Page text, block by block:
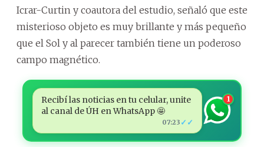
Icrar-Curtin y coautora del estudio, señaló que este
misterioso objeto es muy brillante y más pequeño
que el Sol y al parecer también tiene un poderoso
campo magnético.
Recibí las noticias en tu celular, unite
al canal de ÚH en WhatsApp 🤩
07:23 ✓✓
1